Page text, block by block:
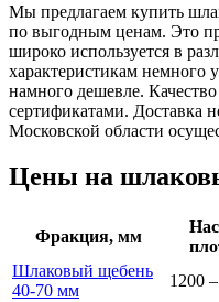
Мы предлагаем купить
по выгодным ценам. Это
широко используется в
характеристикам немного
намного дешевле.
сертификатами. Доставка
Московской области
Цены на
Фракция, мм
Шлаковый щебень
40-70 мм
1200